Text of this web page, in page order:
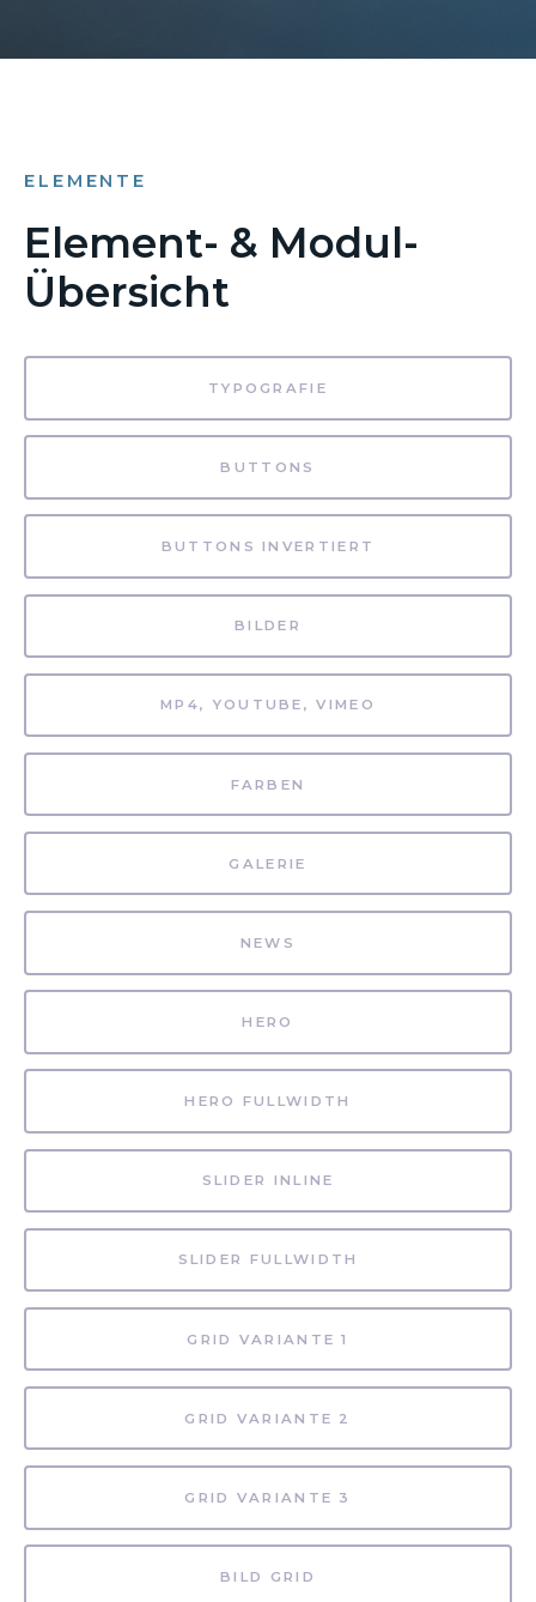
ELEMENTE
Element- & Modul-
Übersicht
TYPOGRAFIE
BUTTONS
BUTTONS INVERTIERT
BILDER
MP4, YOUTUBE, VIMEO
FARBEN
GALERIE
NEWS
HERO
HERO FULLWIDTH
SLIDER INLINE
SLIDER FULLWIDTH
GRID VARIANTE 1
GRID VARIANTE 2
GRID VARIANTE 3
BILD GRID